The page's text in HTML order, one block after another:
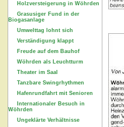
Holzversteigerung in Wöhrden
Grasusiger Fund in der
Biogasanlage
Umwelttag lohnt sich
Verständigung klappt
Freude auf dem Bauhof
Wöhrden als Leuchtturm
Theater im Saal
Tanzbare Swingrhythmen
Hafenrundfahrt mit Senioren
Internationaler Besuch in
Wöhrden
Ungeklärte Verhältnisse